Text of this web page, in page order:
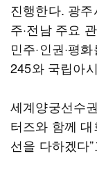
진행한다. 광
주·전남 주요
민주·인권·평
245와 국립아
세계양궁선수
터즈와 함께
선을 다하겠다